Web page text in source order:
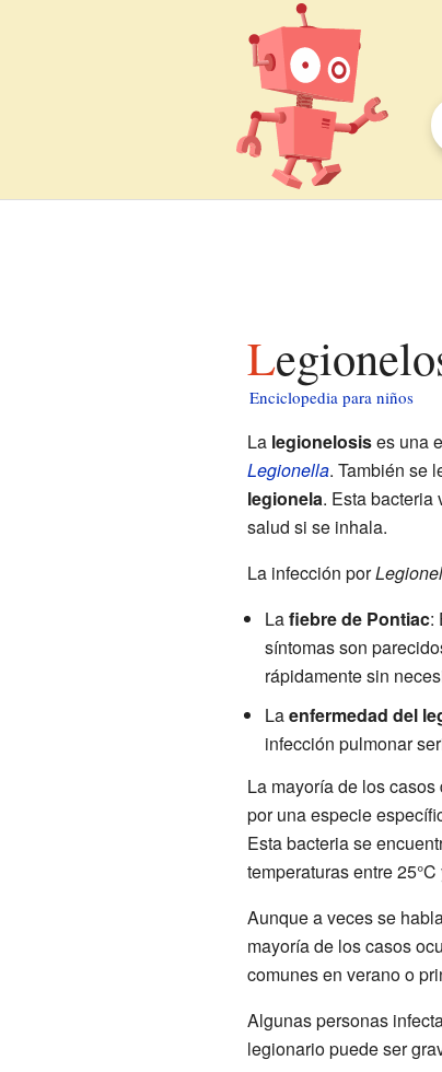
Enciclopedia para niños
La legionelosises una
Legionella. También se
legionela. Esta bacteria
salud si se inhala.
La infección por
Lafiebre de Pontiac:
síntomas son
rápidamente sin
Laenfermedad del
infección pulmonar
La mayoría de los
por una especie
Esta bacteria se
temperaturas entre
Aunque a veces se
mayoría de los casos
comunes en verano o
Algunas personas
legionario puede ser